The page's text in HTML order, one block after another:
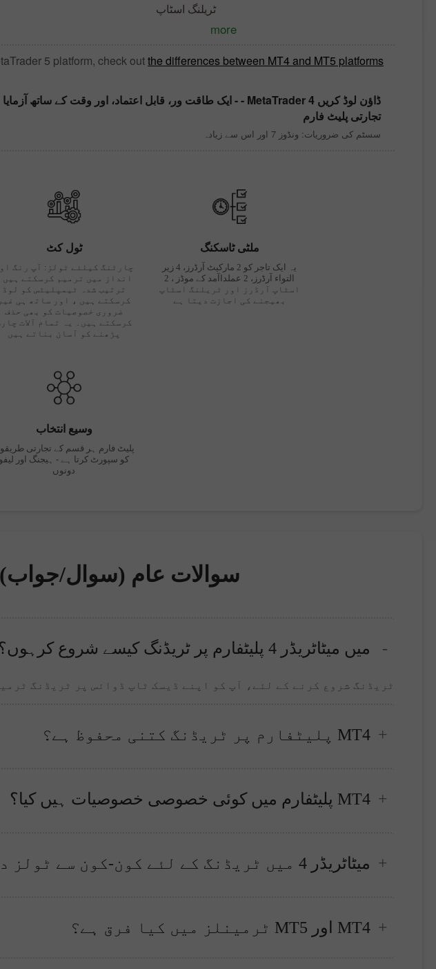
ٹریلنگ اسٹاپ
more
5 platform, check outthe differences between MT4 and MT5 platforms
ڈاؤن لوڈ کریں MetaTrader 4 - - ایک طاقت ور، قابل اعتماد، اور وقت کے ساتھ آزمایا
تجارتی پلیٹ فارم
سسٹم کی ضروریات: ونڈوز 7 اور اس سے زیادہ
ملٹی ٹاسکنگ
یہ ایک تاجر کو 2 مارکیٹ آرڈرز، 4 زیر
التواء آرڈرز، 2 عملداآمد کے موڈز ، 2
اسٹاپ آرڈرز اور ٹریلنگ اسٹاپ
بھیجنے کی اجازت دیتا ہے
ٹول کٹ
چارٹنگ کیلئے ٹولز: آپ رنگ
انداز میں ترمیم کرسکتے ہیں
ترتیب شدہ ٹیمپلیٹس کو لوڈ
کرسکتے ہیں ، اور ساتھ ہی غیر
ضروری خصوصیات کو بھی حذف
کرسکتے ہیں۔ یہ تمام آلات
پڑھنے کو آسان بناتے ہیں
وسیع انتخاب
پلیٹ فارم ہر قسم کے تجارتی
کو سپورٹ کرتا ہے - ہیجنگ اور لیفو
دونوں
سوالات عام (سوال/جواب) |
میں میٹاٹریڈر 4 پلیٹفارم پر ٹریڈنگ کیسے شروع کرہوں؟
ٹریڈنگ شروع کرنے کے لئے، آپ کو اپنے ڈیسک ٹاپ ڈوائس پر ٹریڈنگ
MT4 پلیٹفارم پر ٹریڈنگ کتنی محفوظ ہے؟
MT4 پلیٹفارم میں کوئی خصوصی خصوصیات ہیں کیا؟
میٹاٹریڈر 4 میں ٹریڈنگ کے لئے کون-کون سے ٹولز دستیاب ہیں؟
MT4 اور MT5 ٹرمینلز میں کیا فرق ہے؟